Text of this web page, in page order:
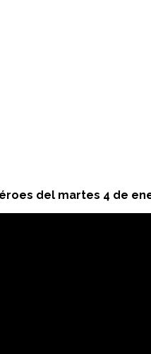
del martes 4 de